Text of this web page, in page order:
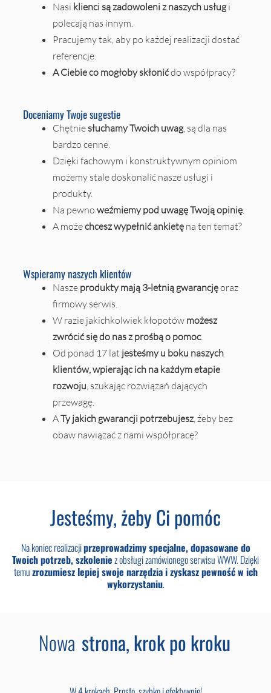
Nasi klienci są zadowoleni z naszych usługi
polecają nas innym.
Pracujemy tak, aby po każdej realizacji dostać
referencje.
A Ciebie co mogłoby skłonićdo współpracy?
Doceniamy Twoje sugestie
Chętniesłuchamy Twoich uwag, są dla nas
bardzo cenne.
Dzięki fachowym i konstruktywnym opiniom
możemy stale doskonalić nasze usługi i
produkty.
Na pewnoweźmiemy pod uwagę Twoją opinię
A możechcesz wypełnić ankietę na ten temat?
Wspieramy naszych klientów
Nasze produkty mają 3-letnią gwarancjęoraz
firmowy serwis.
W razie jakichkolwiek kłopotów możesz
zwrócić się do nas z prośbą o pomoc.
Od ponad 17 lat jesteśmy u boku naszych
klientów, wpierając ich na każdym etapie
rozwoju, szukając rozwiązań dających
przewagę.
ATy jakich gwarancji potrzebujesz, żeby bez
obaw nawiązać z nami współpracę?
Jesteśmy, żeby Ci pomóc
Na koniec realizacjiprzeprowadzimy specjalne, dopasowane do
Twoich potrzeb, szkoleniez obsługi zamówionego serwisu WWW. Dzięki
temuzrozumiesz lepiej swoje narzędzia i zyskasz pewność w ich
wykorzystaniu.
Nowa strona, krok po kroku